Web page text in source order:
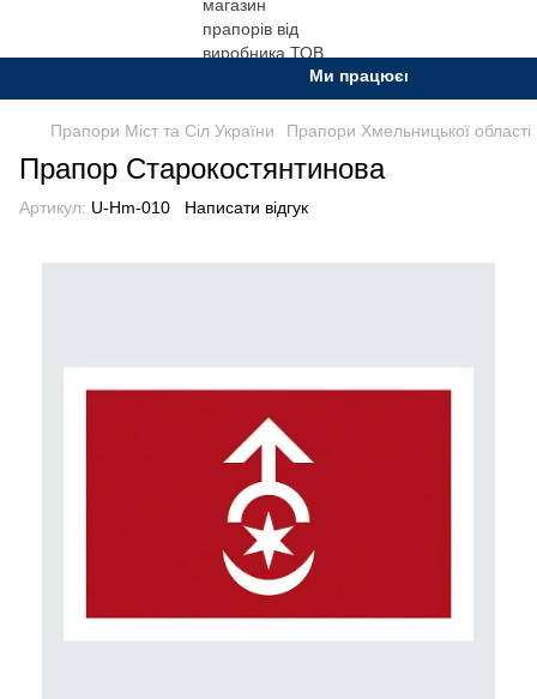
Ми працюємо. Все буде
Прапори Міст та Сіл України Прапори Хмельницької області
Прапор Старокостянтинова
Артикул: U-Hm-010 Написати відгук